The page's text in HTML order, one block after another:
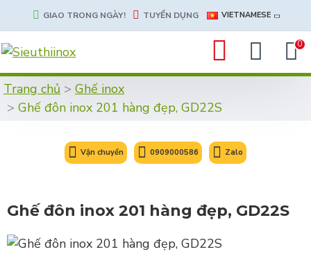
GIAO TRONG NGÀY! TUYỂN DỤNG VIETNAMESE
0
Trang chủ
Ghế inox
Ghế đôn inox 201 hàng đẹp, GD22S
Vận chuyển 0909000586 Zalo
Ghế đôn inox 201 hàng đẹp, GD22S